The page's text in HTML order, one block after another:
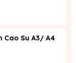
Cao Su A3/ A4